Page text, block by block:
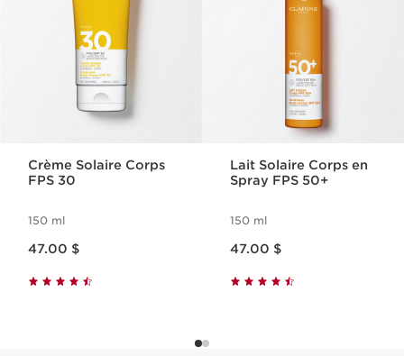
Crème Solaire Corps
FPS 30
150 ml
47.00 $
Lait Solaire Corps en
Spray FPS 50+
150 ml
47.00 $